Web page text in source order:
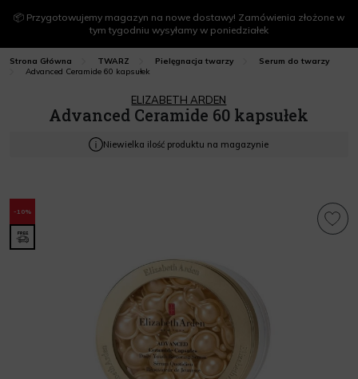
📦 Przygotowujemy magazyn na nowe dostawy! Zamówienia złożone w
tym tygodniu wysyłamy w poniedziałek
Strona Główna TWARZ Pielęgnacja twarzy
Serum do twarzy
Advanced Ceramide 60 kapsułek
ELIZABETH ARDEN
Advanced Ceramide 60 kapsułek
Niewielka ilość produktu na magazynie
-10%